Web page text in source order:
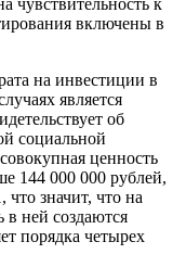
чувствительность к
включены в
на инвестиции в
является
об
социальной
ценность
144 000 000 рублей,
что значит, что на
ней создаются
порядка четырех